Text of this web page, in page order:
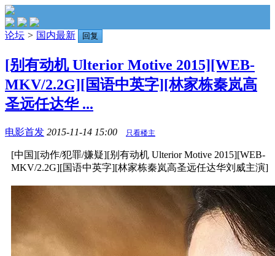
论坛 > 国内最新 回复
[别有动机 Ulterior Motive 2015][WEB-
MKV/2.2G][国语中英字][林家栋秦岚高
圣远任达华 ...
电影首发 2015-11-14 15:00 只看楼主
[中国][动作/犯罪/嫌疑][别有动机 Ulterior Motive 2015][WEB-
MKV/2.2G][国语中英字][林家栋秦岚高圣远任达华刘威主演]